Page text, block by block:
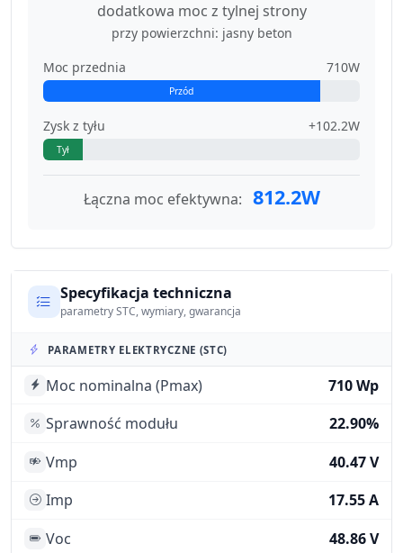
dodatkowa moc z tylnej strony
przy powierzchni: jasny beton
Moc przednia
710W
Przód
Zysk z tyłu +102.2W
Tył
Łączna moc efektywna: 812.2W
Specyfikacja techniczna
parametry STC, wymiary, gwarancja
PARAMETRY ELEKTRYCZNE (STC)
Moc nominalna (Pmax)
710 Wp
Sprawność modułu
22.90%
Vmp
40.47 V
Imp
17.55 A
Voc
48.86 V